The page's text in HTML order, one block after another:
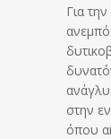
Για
στην
όπου